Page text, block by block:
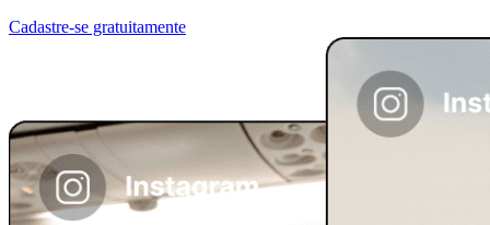
Cadastre-se gratuitamente